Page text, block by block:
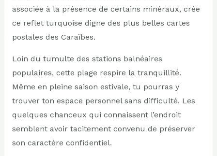
associée à la présence de certains minéraux, crée
ce reflet turquoise digne des plus belles cartes
postales des Caraïbes.
Loin du tumulte des stations balnéaires
populaires, cette plage respire la tranquillité.
Même en pleine saison estivale, tu pourras y
trouver ton espace personnel sans difficulté. Les
quelques chanceux qui connaissent l’endroit
semblent avoir tacitement convenu de préserver
son caractère confidentiel.